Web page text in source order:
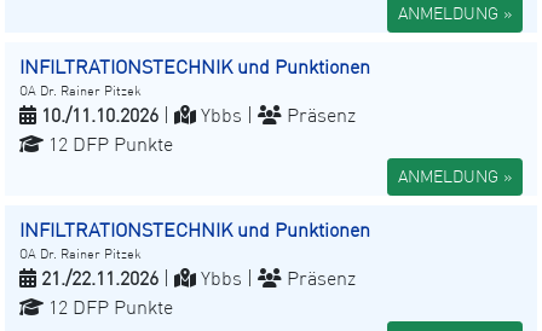
ANMELDUNG »
INFILTRATIONSTECHNIK und Punktionen
OA Dr. Rainer Pitzek
10./11.10.2026 Ybbs |
Präsenz
12 DFP Punkte
ANMELDUNG »
INFILTRATIONSTECHNIK und Punktionen
OA Dr. Rainer Pitzek
21./22.11.2026 Ybbs |
Präsenz
12 DFP Punkte